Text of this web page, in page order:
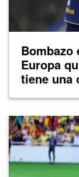
Bombazo
Europa
tiene una